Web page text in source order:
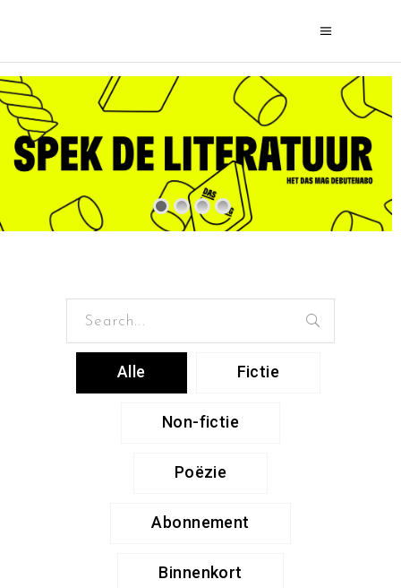
Search
for:
Alle Fictie
Non-fictie
Poëzie
Abonnement
Binnenkort